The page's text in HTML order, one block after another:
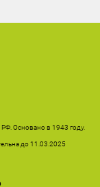
Основано в 1943 году.
до 11.03.2025